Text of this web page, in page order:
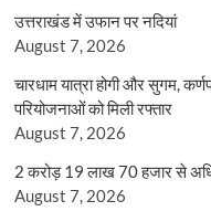
उत्तराखंड में उफान पर नदियां
August 7, 2026
चारधाम यात्रा होगी और सुगम,
परियोजनाओं को मिली रफ्तार
August 7, 2026
2 करोड़ 19 लाख 70 हजार से
August 7, 2026